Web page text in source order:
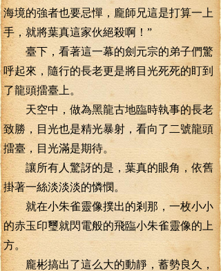
海境的強者也要忌憚，龐師兄這是打算一上
手，就將葉真這家伙絕殺啊！”
臺下，看著這一幕的劍元宗的弟子們驚
呼起來，隨行的長老更是將目光死死的盯到
了龍頭擂臺上。
天空中，做為黑龍古地臨時執事的長老
致勝，目光也是精光暴射，看向了二號龍頭
擂臺，目光滿是期待。
讓所有人驚訝的是，葉真的眼角，依舊
掛著一絲淡淡淡的憐憫。
就在小朱雀靈像撲出的剎那，一枚小小
的赤玉印璽就閃電般的飛臨小朱雀靈像的上
方。
龐彬搞出了這么大的動靜，蓄勢良久，